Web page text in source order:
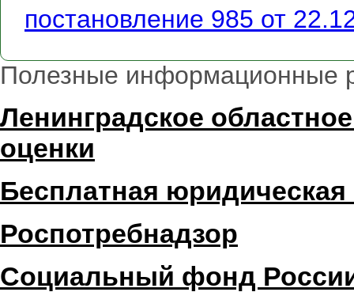
постановление 985 от
Полезные информационные
Ленинградское
оценки
Бесплатная
Роспотребнадзор
Социальный фонд